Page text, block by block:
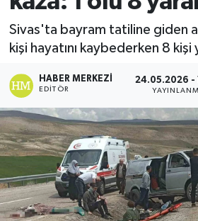
Sivas'ta bayram tatiline giden
kişi hayatını kaybederken 8 kişi
HABER MERKEZI
EDITÖR
24.05.2026 -
Ekonomi